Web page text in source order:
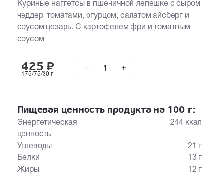
Куриные наггетсы в пшеничной лепешке с сыром
чеддер, томатами, огурцом, салатом айсберг и
соусом цезарь. С картофелем фри и томатным
соусом
425 ₽
175/75/30 г
+
Пищевая ценность продукта на 100 г:
Энергетическая
ценность
244 ккал
Углеводы
21 г
Белки
13 г
Жиры
12 г